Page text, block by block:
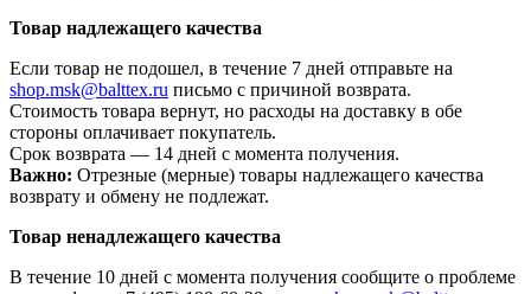
Товар надлежащего качества
Если товар не подошел, в течение 7 дней отправьте на
shop.msk@balttex.ru письмо с причиной возврата.
Стоимость товара вернут, но расходы на доставку в обе
стороны оплачивает покупатель.
Срок возврата — 14 дней с момента получения.
Важно: Отрезные (мерные) товары надлежащего качества
возврату и обмену не подлежат.
Товар ненадлежащего качества
В течение 10 дней с момента получения сообщите о проблеме